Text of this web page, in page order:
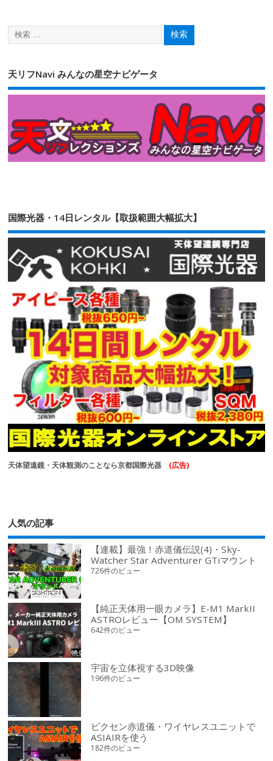
天リフNavi みんなの星空ナビゲータ
国際光器・14日レンタル【取扱範囲大幅拡大】
天体望遠鏡・天体観測のことなら京都国際光器 (広告)
人気の記事
【連載】最強！赤道儀伝説(4)・Sky-
Watcher Star Adventurer GTiマウント
726件のビュー
【純正天体用一眼カメラ】E-M1 MarkII
ASTROレビュー【OM SYSTEM】
642件のビュー
宇宙を立体視する3D映像
196件のビュー
ビクセン赤道儀・ワイヤレスユニットで
ASIAIRを使う
182件のビュー